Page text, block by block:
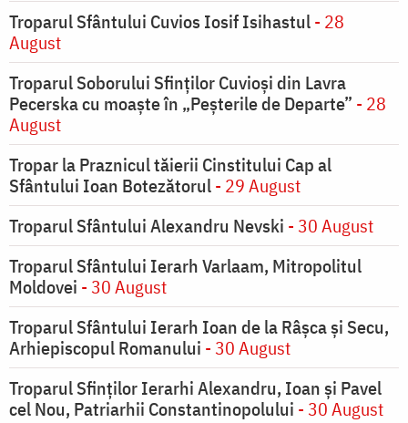
Troparul Sfântului Cuvios Iosif Isihastul- 28
August
Troparul Soborului Sfinților Cuvioși din Lavra
Pecerska cu moaște în „Peșterile de Departe” - 28
August
Tropar la Praznicul tăierii Cinstitului Cap al
Sfântului Ioan Botezătorul- 29 August
Troparul Sfântului Alexandru Nevski - 30 August
Troparul Sfântului Ierarh Varlaam, Mitropolitul
Moldovei - 30 August
Troparul Sfântului Ierarh Ioan de la Râşca şi Secu,
Arhiepiscopul Romanului - 30 August
Troparul Sfinţilor Ierarhi Alexandru, Ioan şi Pavel
cel Nou, Patriarhii Constantinopolului - 30 August